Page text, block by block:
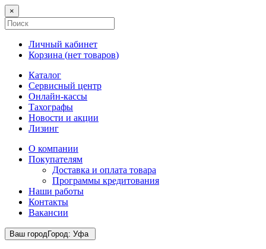
×
Личный кабинет
Корзина (нет товаров)
Каталог
Сервисный центр
Онлайн-кассы
Тахографы
Новости и акции
Лизинг
О компании
Покупателям
Доставка и оплата товара
Программы кредитования
Наши работы
Контакты
Вакансии
Ваш городГород: Уфа